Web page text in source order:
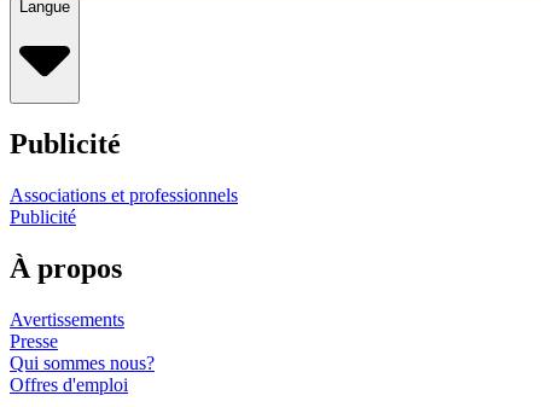
Langue
Publicité
Associations et professionnels
Publicité
À propos
Avertissements
Presse
Qui sommes nous?
Offres d'emploi